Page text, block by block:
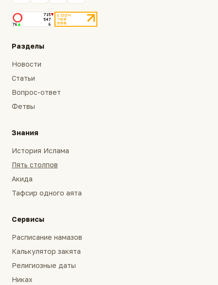
Разделы
Новости
Статьи
Вопрос-ответ
Фетвы
Знания
История Ислама
Пять столпов
Акида
Тафсир одного аята
Сервисы
Расписание намазов
Калькулятор закята
Религиозные даты
Никах